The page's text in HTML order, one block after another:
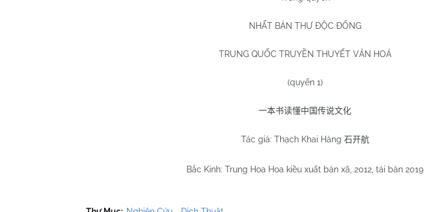
NHẤT BẢN THƯ ĐỘC ĐỔNG
TRUNG QUỐC TRUYỀN THUYẾT VĂN HOÁ
(quyển 1)
一本书读懂中国传说文化
Tác giả: Thạch Khai Hàng 石开航
Bắc Kinh: Trung Hoa Hoa kiều xuất bản xã, 2012, tái bản 2019